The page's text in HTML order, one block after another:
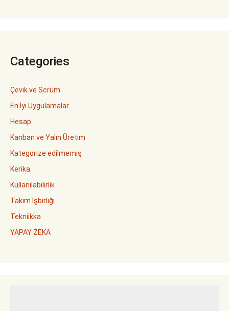
Categories
Çevik ve Scrum
En İyi Uygulamalar
Hesap
Kanban ve Yalın Üretim
Kategorize edilmemiş
Kerika
Kullanılabilirlik
Takım İşbirliği
Tekniikka
YAPAY ZEKA